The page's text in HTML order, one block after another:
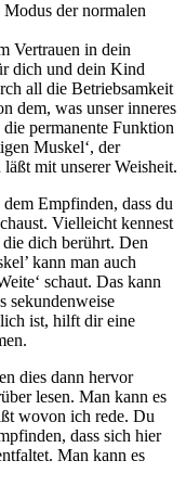
der normalen
Vertrauen in dein
dich und dein Kind
all die Betriebsamkeit
dem, was unser inneres
permanente Funktion
Muskel‘, der
mit unserer Weisheit.
Empfinden, dass du
Vielleicht kennest
dich berührt. Den
kann man auch
schaut. Das kann
sekundenweise
ist, hilft dir eine
dies dann hervor
lesen. Man kann es
wovon ich rede. Du
dass sich hier
Man kann es